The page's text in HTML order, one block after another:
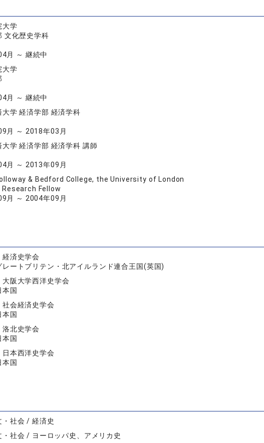
大学
文化歴史学科
月 ～ 継続中
大学
月 ～ 継続中
大学 経済学部 経済学科
月 ～ 2018年03月
大学 経済学部 経済学科 講師
月 ～ 2013年09月
& Bedford College, the University of London
Fellow
月 ～ 2004年09月
経済史学会
レートブリテン・北アイルランド連合王国(英国)
大阪大学西洋史学会
本国
社会経済史学会
本国
洛北史学会
本国
日本西洋史学会
本国
・社会 / 経済史
・社会 / ヨーロッパ史、アメリカ史